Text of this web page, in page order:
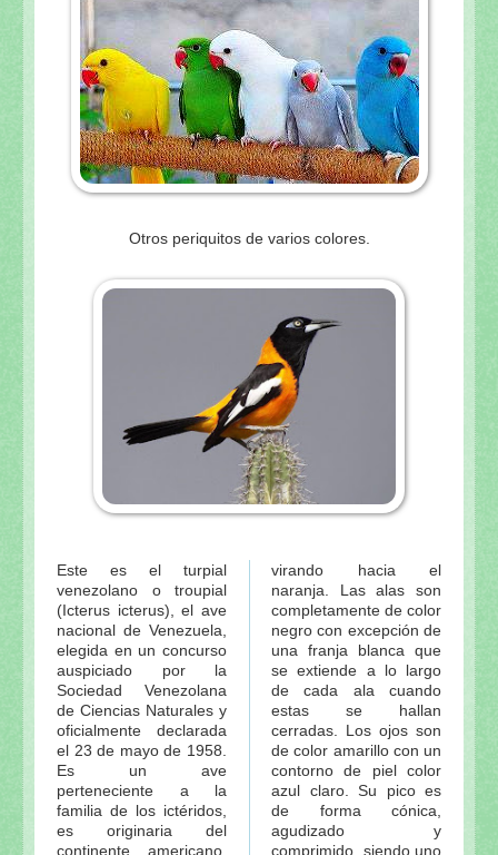
Otros periquitos de varios colores.
Este es el turpial
venezolano o troupial
(Icterus icterus), el ave
nacional de Venezuela,
elegida en un concurso
auspiciado por la
Sociedad Venezolana
de Ciencias Naturales y
oficialmente declarada
el 23 de mayo de 1958.
Es un ave
perteneciente a la
familia de los ictéridos,
es originaria del
continente americano.
virando hacia el
naranja. Las alas son
completamente de color
negro con excepción de
una franja blanca que
se extiende a lo largo
de cada ala cuando
estas se hallan
cerradas. Los ojos son
de color amarillo con un
contorno de piel color
azul claro. Su pico es
de forma cónica,
agudizado y
comprimido, siendo uno